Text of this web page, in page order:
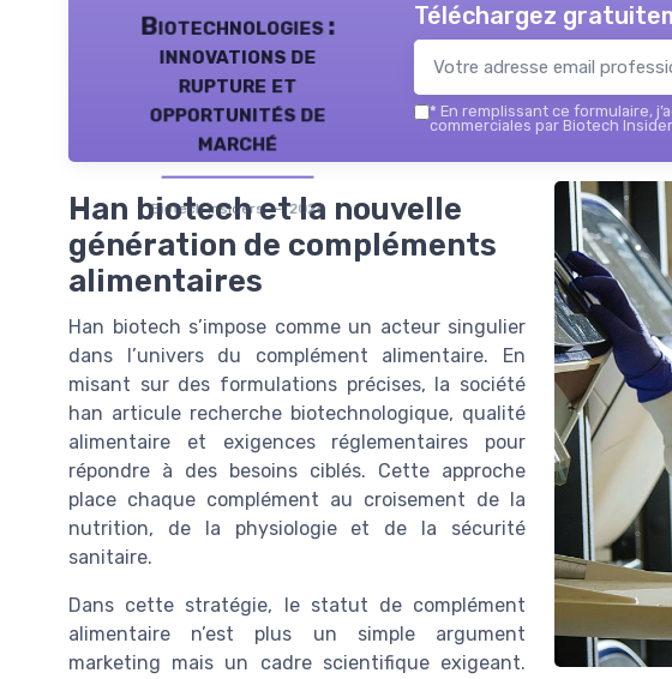
Biotechnologies :
innovations de
rupture et
opportunités de
marché
Biotech Insiders — 2026
Téléchargez
* En remplissant ce formulaire,
commerciales par Biotech
Han biotech et la nouvelle
génération de compléments
alimentaires
Han biotech s’impose comme un acteur singulier
dans l’univers du complément alimentaire. En
misant sur des formulations précises, la société
han articule recherche biotechnologique, qualité
alimentaire et exigences réglementaires pour
répondre à des besoins ciblés. Cette approche
place chaque complément au croisement de la
nutrition, de la physiologie et de la sécurité
sanitaire.
Dans cette stratégie, le statut de complément
alimentaire n’est plus un simple argument
marketing mais un cadre scientifique exigeant.